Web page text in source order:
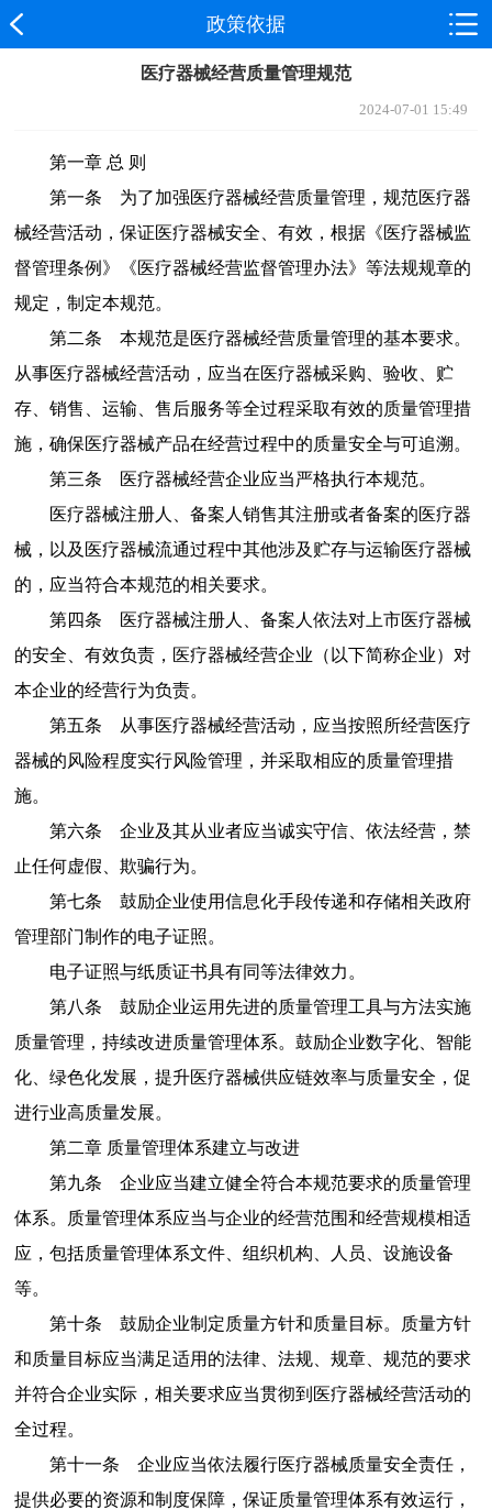
政策依据
医疗器械经营质量管理规范
2024-07-01 15:49
第一章 总 则
第一条 为了加强医疗器械经营质量管理，规范医疗器
械经营活动，保证医疗器械安全、有效，根据《医疗器械监
督管理条例》《医疗器械经营监督管理办法》等法规规章的
规定，制定本规范。
第二条 本规范是医疗器械经营质量管理的基本要求。
从事医疗器械经营活动，应当在医疗器械采购、验收、贮
存、销售、运输、售后服务等全过程采取有效的质量管理措
施，确保医疗器械产品在经营过程中的质量安全与可追溯。
第三条
医疗器械经营企业应当严格执行本规范。
医疗器械注册人、备案人销售其注册或者备案的医疗器
械，以及医疗器械流通过程中其他涉及贮存与运输医疗器械
的，应当符合本规范的相关要求。
第四条
医疗器械注册人、备案人依法对上市医疗器械
的安全、有效负责，医疗器械经营企业（以下简称企业）对
本企业的经营行为负责。
第五条
从事医疗器械经营活动，应当按照所经营医疗
器械的风险程度实行风险管理，并采取相应的质量管理措
施。
第六条 企业及其从业者应当诚实守信、依法经营，禁
止任何虚假、欺骗行为。
第七条 鼓励企业使用信息化手段传递和存储相关政府
管理部门制作的电子证照。
电子证照与纸质证书具有同等法律效力。
第八条 鼓励企业运用先进的质量管理工具与方法实施
质量管理，持续改进质量管理体系。鼓励企业数字化、智能
化、绿色化发展，提升医疗器械供应链效率与质量安全，促
进行业高质量发展。
第二章 质量管理体系建立与改进
第九条 企业应当建立健全符合本规范要求的质量管理
体系。质量管理体系应当与企业的经营范围和经营规模相适
应，包括质量管理体系文件、组织机构、人员、设施设备
等。
第十条 鼓励企业制定质量方针和质量目标。质量方针
和质量目标应当满足适用的法律、法规、规章、规范的要求
并符合企业实际，相关要求应当贯彻到医疗器械经营活动的
全过程。
第十一条 企业应当依法履行医疗器械质量安全责任，
提供必要的资源和制度保障，保证质量管理体系有效运行，